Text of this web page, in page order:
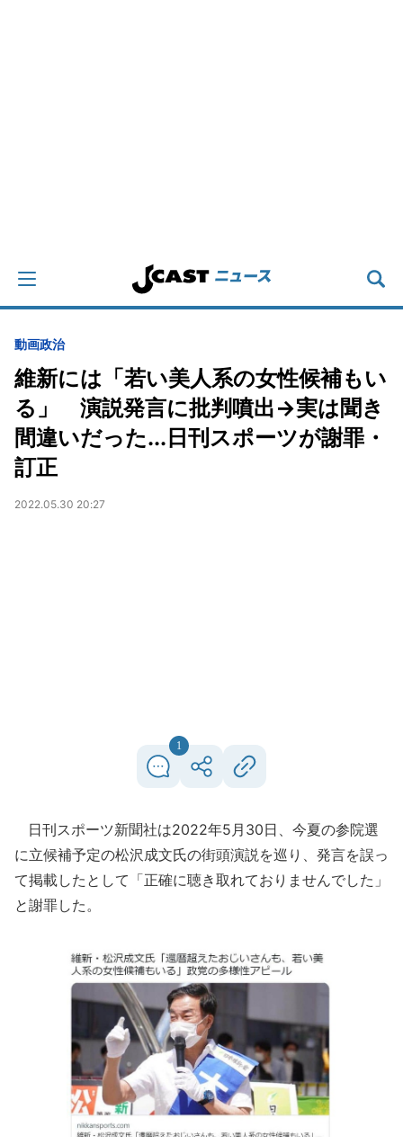
動画政治
維新には「若い美人系の女性候補もい
る」 演説発言に批判噴出→実は聞き
間違いだった...日刊スポーツが謝罪・
訂正
2022.05.30 20:27
1
日刊スポーツ新聞社は2022年5月30日、今夏の参院選
に立候補予定の松沢成文氏の街頭演説を巡り、発言を誤っ
て掲載したとして「正確に聴き取れておりませんでした」
と謝罪した。